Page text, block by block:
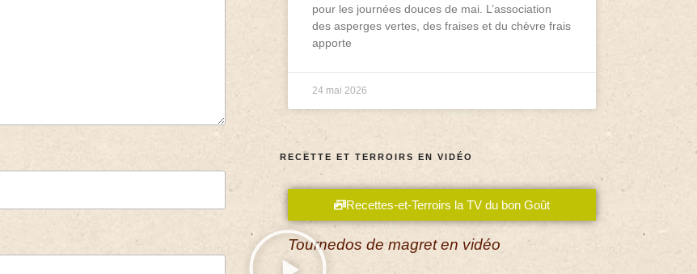
pour les journées douces de mai. L’association
des asperges vertes, des fraises et du chèvre frais
apporte
24 mai 2026
RECETTE ET TERROIRS EN VIDÉO
Recettes-et-Terroirs la TV du bon Goût
Tournedos de magret en vidéo